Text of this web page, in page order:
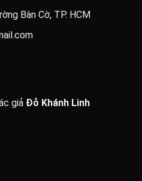
Bàn Cờ, TP. HCM
giả Đỗ Khánh Linh